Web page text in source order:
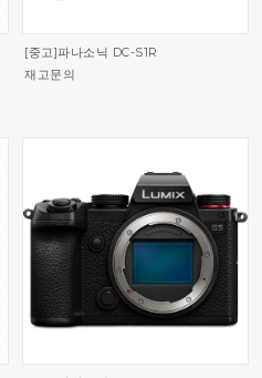
[중고]파나소닉 DC-S1R
재고문의